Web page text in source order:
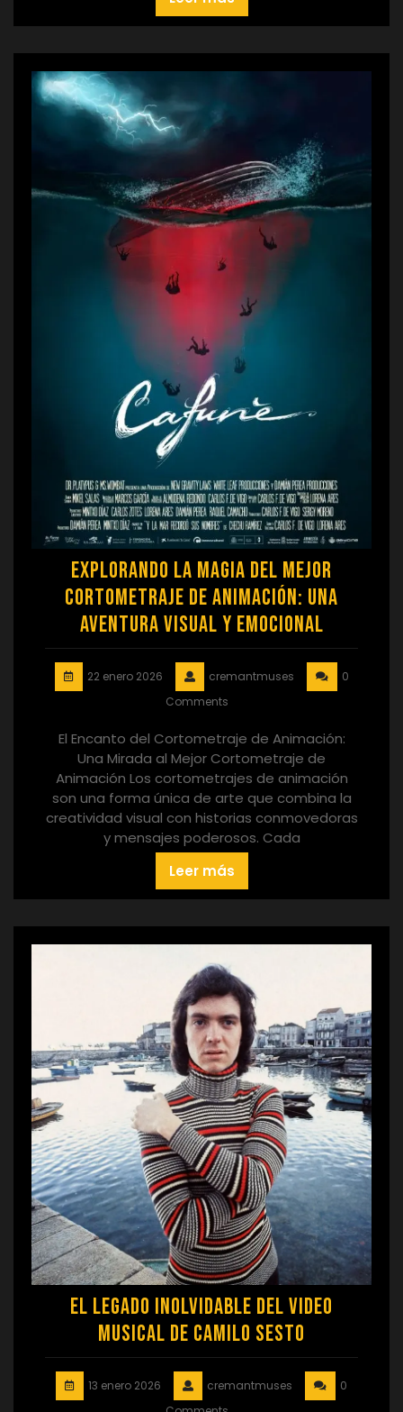
Explorando la Magia del Mejor
Cortometraje de Animación: Una
Aventura Visual y Emocional
22 enero 2026 cremantmuses
0
Comments
El Encanto del Cortometraje de Animación:
Una Mirada al Mejor Cortometraje de
Animación Los cortometrajes de animación
son una forma única de arte que combina la
creatividad visual con historias conmovedoras
y mensajes poderosos. Cada
Leer más
El legado inolvidable del video
musical de Camilo Sesto
13 enero 2026 cremantmuses
0